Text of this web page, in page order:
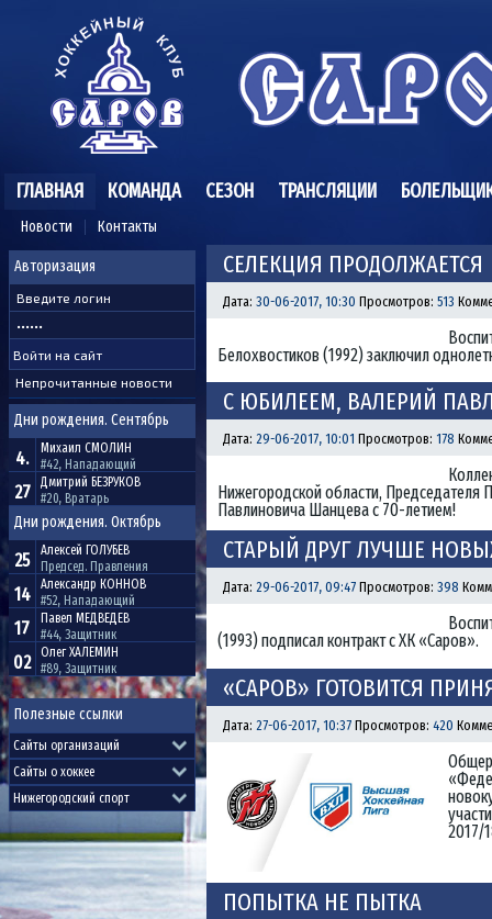
ГЛАВНАЯ
Новости Контакты
КОМАНДА СЕЗОН ТРАНСЛЯЦИИ
Авторизация
Непрочитанные новости
Дни рождения. Сентябрь
4. Михаил СМОЛИН
#42, Нападающий
27 Дмитрий БЕЗРУКОВ
#20, Вратарь
Дни рождения. Октябрь
25 Алексей ГОЛУБЕВ
Председ. Правления
14 Александр КОННОВ
#52, Нападающий
17 Павел МЕДВЕДЕВ
#44, Защитник
02 ОлегХАЛЕМИН
#89, Защитник
Полезные ссылки
СЕЛЕКЦИЯ ПРОДОЛЖАЕТСЯ
Дата: 30-06-2017, 10:30 Просмотров: 513
Белохвостиков (1992) заключил
С ЮБИЛЕЕМ, ВАЛЕРИЙ
Дата: 29-06-2017, 10:01 Просмотров: 178
Нижегородской области,
Павлиновича Шанцева с 70-летием!
СТАРЫЙ ДРУГ ЛУЧШЕ
Дата: 29-06-2017, 09:47 Просмотров: 398
(1993) подписал контракт с ХК «Саров».
«САРОВ» ГОТОВИТСЯ
Дата: 27-06-2017, 10:37 Просмотров: 420
2017/
ПОПЫТКА НЕ ПЫТКА